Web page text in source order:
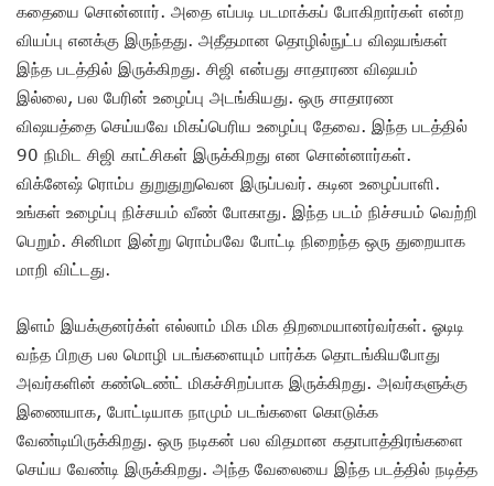
கதையை சொன்னார். அதை எப்படி படமாக்கப் போகிறார்கள் என்ற
வியப்பு எனக்கு இருந்தது. அதீதமான தொழில்நுட்ப விஷயங்கள்
இந்த படத்தில் இருக்கிறது. சிஜி என்பது சாதாரண விஷயம்
இல்லை, பல பேரின் உழைப்பு அடங்கியது. ஒரு சாதாரண
விஷயத்தை செய்யவே மிகப்பெரிய உழைப்பு தேவை. இந்த படத்தில்
90 நிமிட சிஜி காட்சிகள் இருக்கிறது என சொன்னார்கள்.
விக்னேஷ் ரொம்ப துறுதுறுவென இருப்பவர். கடின உழைப்பாளி.
உங்கள் உழைப்பு நிச்சயம் வீண் போகாது. இந்த படம் நிச்சயம் வெற்றி
பெறும். சினிமா இன்று ரொம்பவே போட்டி நிறைந்த ஒரு துறையாக
மாறி விட்டது.
இளம் இயக்குனர்க்ள் எல்லாம் மிக மிக திறமையானர்வர்கள். ஓடிடி
வந்த பிறகு பல மொழி படங்களையும் பார்க்க தொடங்கியபோது
அவர்களின் கண்டெண்ட் மிகச்சிறப்பாக இருக்கிறது. அவர்களுக்கு
இணையாக, போட்டியாக நாமும் படங்களை கொடுக்க
வேண்டியிருக்கிறது. ஒரு நடிகன் பல விதமான கதாபாத்திரங்களை
செய்ய வேண்டி இருக்கிறது. அந்த வேலையை இந்த படத்தில் நடித்த